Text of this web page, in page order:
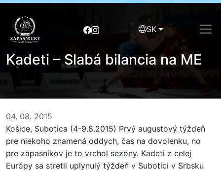
SK
Kadeti – Slabá bilancia na ME
04. 08. 2015
Košice, Subotica (4-9.8.2015) Prvý augustový týždeň
pre niekoho znamená oddych, čas na dovolenku, no
pre zápasníkov je to vrchol sezóny. Kadeti z celej
Európy sa stretli uplynulý týždeň v Subotici v Srbsku